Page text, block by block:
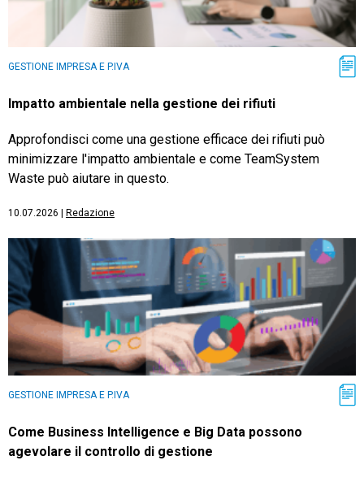
GESTIONE IMPRESA E P.IVA
Impatto ambientale nella gestione dei rifiuti
Approfondisci come una gestione efficace dei rifiuti può
minimizzare l'impatto ambientale e come TeamSystem
Waste può aiutare in questo.
10.07.2026 Redazione
GESTIONE IMPRESA E P.IVA
Come Business Intelligence e Big Data possono
agevolare il controllo di gestione